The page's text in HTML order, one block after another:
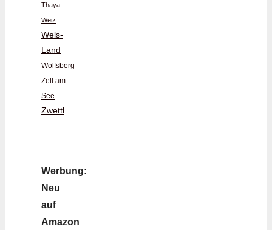
Thaya
Weiz
Wels-
Land
Wolfsberg
Zell am
See
Zwettl
Werbung:
Neu
auf
Amazon